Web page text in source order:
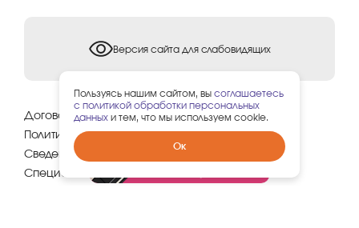
Версия сайта для слабовидящих
Договор оферты
Политика конфиденциальности
Сведения об образовательной организации
Специальная оценка условий труда
Забрать
гарантированный
Пользуясь нашим сайтом, вы соглашаетесь
с политикой обработки персональных
данных и тем, что мы используем cookie.
Ок